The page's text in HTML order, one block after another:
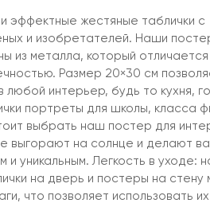
эффектные жестяные таблички с
и изобретателей. Наши
из металла, который отличается
Размер 20×30 см
любой интерьер, будь то кухня,
портреты для школы, класса
выбрать наш постер для
выгорают на солнце и делают
и уникальным. Легкость в уходе:
на дверь и постеры на стену
что позволяет использовать их